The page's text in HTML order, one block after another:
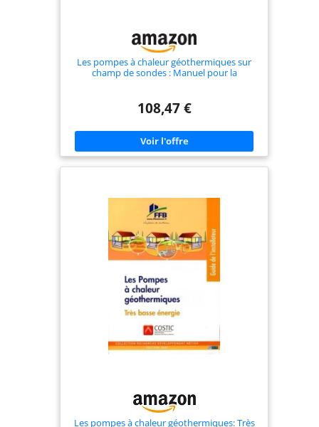
Les pompes à chaleur géothermiques sur
champ de sondes : Manuel pour la
108,47 €
Les pompes à chaleur géothermiques: Très